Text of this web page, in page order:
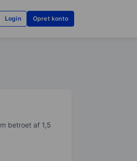
Login Opret konto
betroet af 1,5